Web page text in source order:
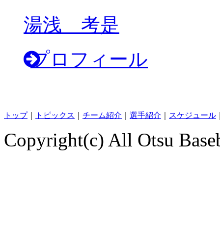
湯浅 考是
プロフィール
トップ｜ トピックス チーム紹介 選手紹介 スケジュール
Copyright(c) All Otsu